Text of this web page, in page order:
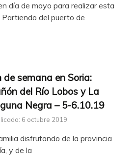
día de mayo para realizar esta
del puerto de
de semana en Soria:
del Río Lobos y La
Negra – 5-6.10.19
6 octubre 2019
disfrutando de la provincia
y de la